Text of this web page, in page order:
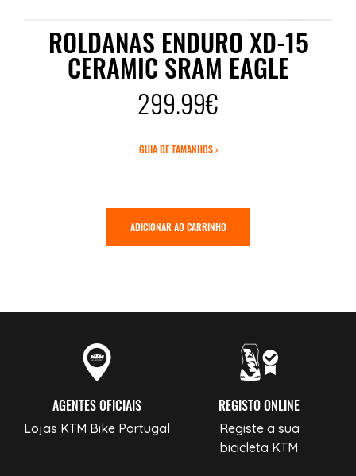
ROLDANAS ENDURO XD-15
CERAMIC SRAM EAGLE
299.99€
GUIA DE TAMANHOS ›
ADICIONAR AO CARRINHO
AGENTES OFICIAIS
Lojas KTM Bike Portugal
REGISTO ONLINE
Registe a sua
bicicleta KTM